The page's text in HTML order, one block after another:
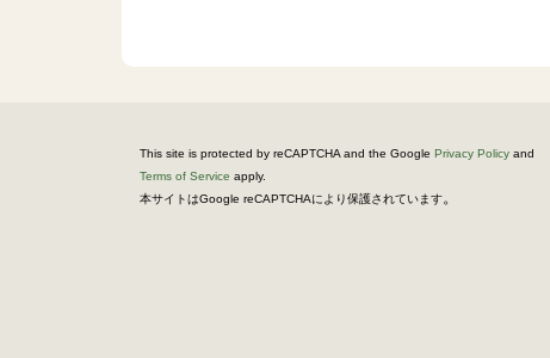
This site is protected by reCAPTCHA and the Google Privacy Policy and
Terms of Service apply.
本サイトはGoogle reCAPTCHAにより保護されています。